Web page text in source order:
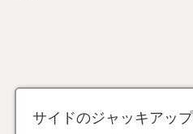
サイドのジャッキアッ